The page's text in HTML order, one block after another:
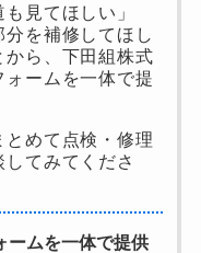
見てほしい」
分を補修してほし
から、下田組株式
ームを一体で提
めて点検・修理
てみてくださ
ームを一体で提供